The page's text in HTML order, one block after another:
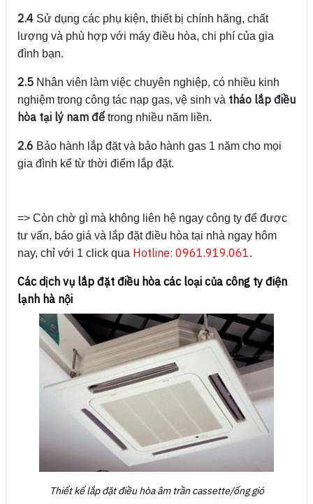
2.4 Sử dụng các phụ kiện, thiết bị chính hãng, chất
lượng và phù hợp với máy điều hòa, chi phí của gia
đình bạn.
2.5 Nhân viên làm việc chuyên nghiệp, có nhiều kinh
nghiệm trong công tác nạp gas, vệ sinh và tháo lắp điều
hòa tại lý nam đế trong nhiều năm liền.
2.6 Bảo hành lắp đặt và bảo hành gas 1 năm cho mọi
gia đình kể từ thời điểm lắp đặt.
=> Còn chờ gì mà không liên hệ ngay công ty để được
tư vấn, báo giá và lắp đặt điều hòa tại nhà ngay hôm
nay, chỉ với 1 click qua Hotline: 0961.919.061.
Các dịch vụ lắp đặt điều hòa các loại của công ty điện
lạnh hà nội
Thiết kế lắp đặt điều hòa âm trần cassette/ống gió